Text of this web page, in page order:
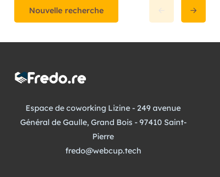
Nouvelle recherche
Espace de coworking Lizine - 249 avenue
Général de Gaulle, Grand Bois - 97410 Saint-
Pierre
fredo@webcup.tech